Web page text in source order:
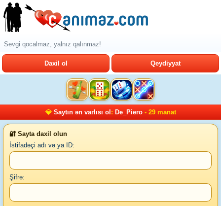
Sevgi qocalmaz, yalnız qalınmaz!
Daxil ol Qeydiyyat
💎 Saytın ən varlısı ol : De_Piero- 29 manat
🔐 Sayta daxil olun
İstifadəçi adı və ya ID:
Şifrə: